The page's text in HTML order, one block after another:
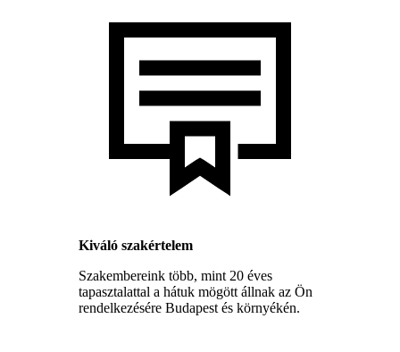
Kiváló szakértelem
Szakembereink több, mint 20 éves
tapasztalattal a hátuk mögött állnak az Ön
rendelkezésére Budapest és környékén.